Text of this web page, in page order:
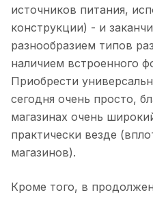
источников питания,
конструкции) - и
разнообразием типов
наличием встроенного
Приобрести
сегодня очень просто,
магазинах очень
практически везде
магазинов).
Кроме того, в